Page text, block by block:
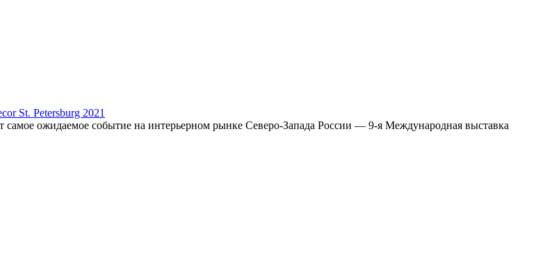
St. Petersburg 2021
ожи­даемое событие на интерьерном рынке Северо-Запада России — 9-я Международная вы­ставка